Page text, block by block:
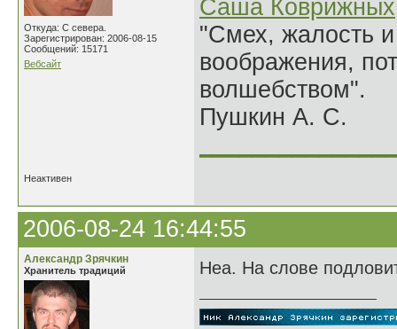
Откуда: С севера.
Зарегистрирован: 2006-08-15
Сообщений: 15171
Вебсайт
Саша Коврижных
"Смех, жалость
воображения,
волшебством".
Пушкин А. С.
Неактивен
2006-08-24 16:44:55
Александр Зрячкин
Хранитель традиций Неа. На слове